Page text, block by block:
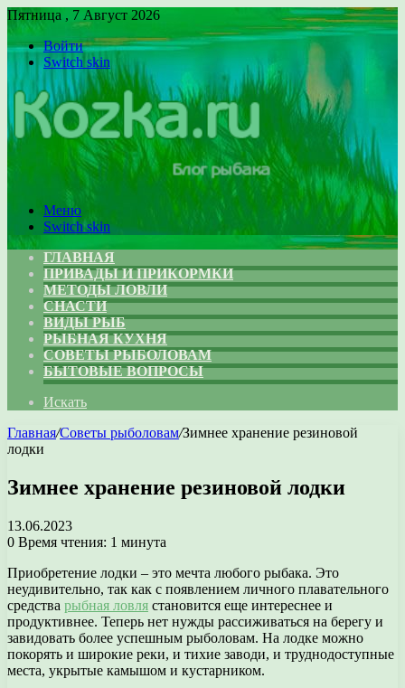
Пятница , 7 Август 2026
Войти
Switch skin
Меню
Switch skin
ГЛАВНАЯ
ПРИВАДЫ И ПРИКОРМКИ
МЕТОДЫ ЛОВЛИ
СНАСТИ
ВИДЫ РЫБ
РЫБНАЯ КУХНЯ
СОВЕТЫ РЫБОЛОВАМ
БЫТОВЫЕ ВОПРОСЫ
Искать
Главная/Советы рыболовам/Зимнее хранение резиновой
лодки
Зимнее хранение резиновой лодки
13.06.2023
0 Время чтения: 1 минута
Приобретение лодки – это мечта любого рыбака. Это
неудивительно, так как с появлением личного плавательного
средства рыбная ловля становится еще интереснее и
продуктивнее. Теперь нет нужды рассиживаться на берегу и
завидовать более успешным рыболовам. На лодке можно
покорять и широкие реки, и тихие заводи, и труднодоступные
места, укрытые камышом и кустарником.